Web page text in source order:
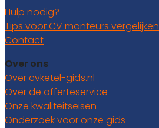
Hulp nodig?
Tips voor CV monteurs vergelijken
Contact
Over ons
Over cvketel-gids.nl
Over de offerteservice
Onze kwaliteitseisen
Onderzoek voor onze gids